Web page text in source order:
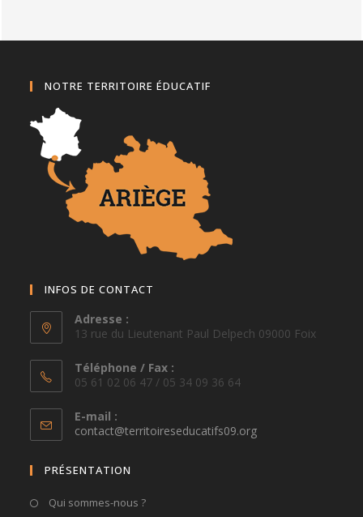
NOTRE TERRITOIRE ÉDUCATIF
INFOS DE CONTACT
Adresse :
13 rue du Lieutenant Paul Delpech 09000 Foix
Téléphone / Fax :
05 61 02 06 47 / 05 34 09 36 64
E-mail :
contact@territoireseducatifs09.orgS’ouvre
PRÉSENTATION
Qui sommes-nous ?